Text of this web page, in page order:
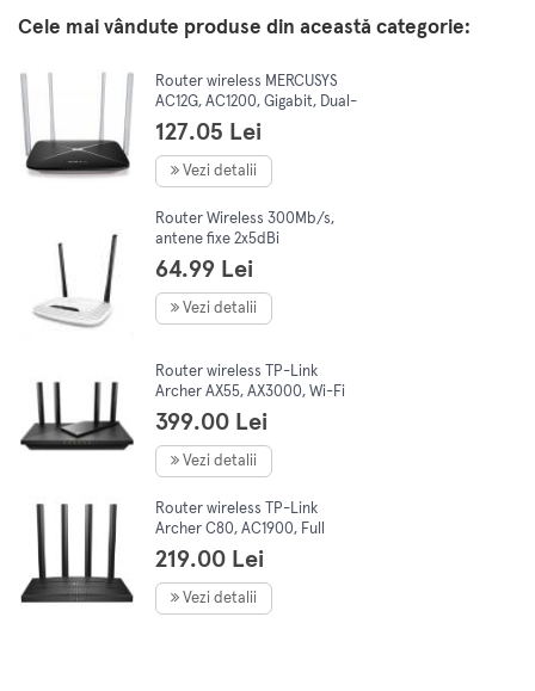
Cele mai vândute produse din această categorie:
Router wireless MERCUSYS
AC12G, AC1200, Gigabit, Dual-
Band, Negru
127.05 Lei
Vezi detalii
Router Wireless 300Mb/s,
antene fixe 2x5dBi
omnidirectionale, TL-
WR841N, RJ-45 Auto-
Sensing, Alb, TP-LINK
64.99 Lei
Vezi detalii
Router wireless TP-Link
Archer AX55, AX3000, Wi-Fi
6, Dual-Band Gigabit, 4
antene Wi-Fi
399.00 Lei
Vezi detalii
Router wireless TP-Link
Archer C80, AC1900, Full
Gigabit, Dual Band, MU-MIMO,
Wi-Fi Wave2
219.00 Lei
Vezi detalii